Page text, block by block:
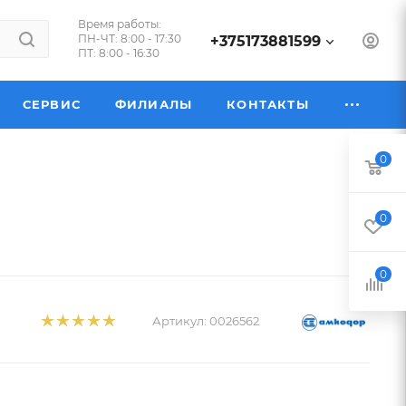
Время работы:
ПН-ЧТ: 8:00 - 17:30
ПТ: 8:00 - 16:30
+375173881599
СЕРВИС ФИЛИАЛЫ КОНТАКТЫ
Артикул: 0026562
0
0
0